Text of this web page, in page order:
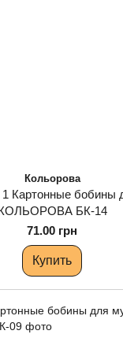
Кольорова
1 Картонные
БК-14
71.00 грн
Купить